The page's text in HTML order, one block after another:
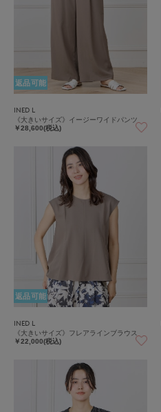
返品可能
INED L
《大きいサイズ》イージーワイドパンツ
￥28,600(税込)
返品可能
INED L
《大きいサイズ》フレアラインブラウス
￥22,000(税込)